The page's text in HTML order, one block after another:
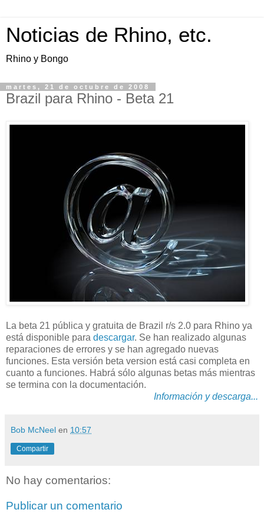
Noticias de Rhino, etc.
Rhino y Bongo
martes, 21 de octubre de 2008
Brazil para Rhino - Beta 21
La beta 21 pública y gratuita de Brazil r/s 2.0 para Rhino ya
está disponible para descargar. Se han realizado algunas
reparaciones de errores y se han agregado nuevas
funciones. Esta versión beta version está casi completa en
cuanto a funciones. Habrá sólo algunas betas más mientras
se termina con la documentación.
Información y descarga...
Bob McNeel en 10:57
Compartir
No hay comentarios:
Publicar un comentario